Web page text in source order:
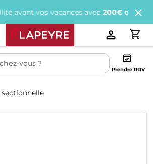
vos vacances avec200€ offertstous
Prendre RDV